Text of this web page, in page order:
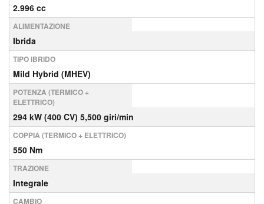
2.996 cc
ALIMENTAZIONE
Ibrida
TIPO IBRIDO
Mild Hybrid (MHEV)
POTENZA (TERMICO +
ELETTRICO)
294 kW (400 CV) 5,500 giri/min
COPPIA (TERMICO + ELETTRICO)
550 Nm
TRAZIONE
Integrale
CAMBIO